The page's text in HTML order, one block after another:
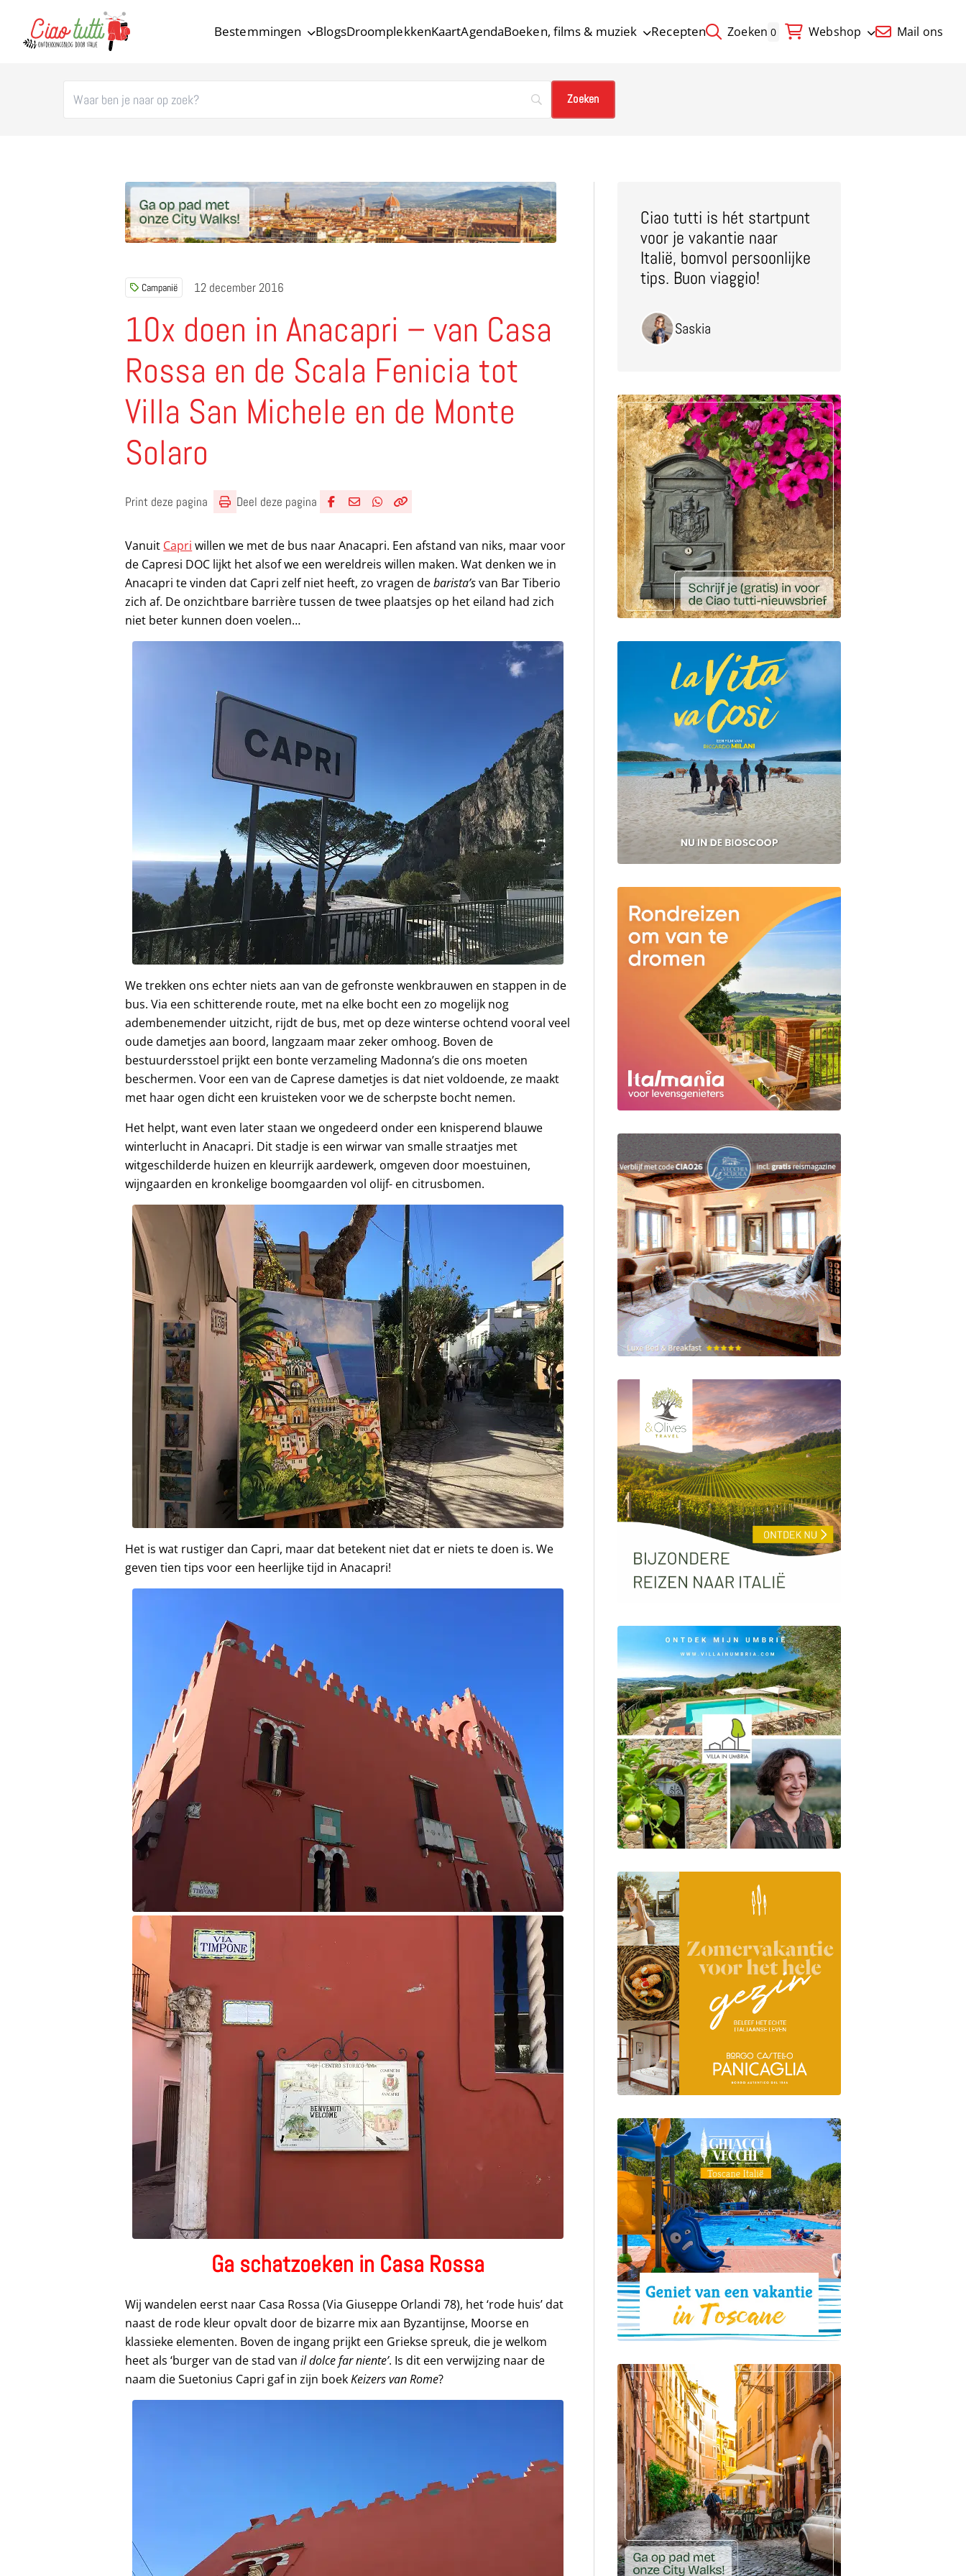
Bestemmingen BlogsDroomplekkenKaartAgendaBoeken, films & muziek Recepten Zoeken 0 Webshop Mail ons
Campanië 12 december 2016
10x doen in Anacapri – van Casa
Rossa en de Scala Fenicia tot
Villa San Michele en de Monte
Solaro
Print deze pagina
Deel deze pagina
Vanuit Capri willen we met de bus naar Anacapri. Een afstand van niks, maar voor
de Capresi DOC lijkt het alsof we een wereldreis willen maken. Wat denken we in
Anacapri te vinden dat Capri zelf niet heeft, zo vragen debarista’svan Bar Tiberio
zich af. De onzichtbare barrière tussen de twee plaatsjes op het eiland had zich
niet beter kunnen doen voelen…
We trekken ons echter niets aan van de gefronste wenkbrauwen en stappen in de
bus. Via een schitterende route, met na elke bocht een zo mogelijk nog
adembenemender uitzicht, rijdt de bus, met op deze winterse ochtend vooral veel
oude dametjes aan boord, langzaam maar zeker omhoog. Boven de
bestuurdersstoel prijkt een bonte verzameling Madonna’s die ons moeten
beschermen. Voor een van de Caprese dametjes is dat niet voldoende, ze maakt
met haar ogen dicht een kruisteken voor we de scherpste bocht nemen.
Het helpt, want even later staan we ongedeerd onder een knisperend blauwe
winterlucht in Anacapri. Dit stadje is een wirwar van smalle straatjes met
witgeschilderde huizen en kleurrijk aardewerk, omgeven door moestuinen,
wijngaarden en kronkelige boomgaarden vol olijf- en citrusbomen.
Het is wat rustiger dan Capri, maar dat betekent niet dat er niets te doen is. We
geven tien tips voor een heerlijke tijd in Anacapri!
Ga schatzoeken in Casa Rossa
Wij wandelen eerst naar Casa Rossa (Via Giuseppe Orlandi 78), het ‘rode huis’ dat
naast de rode kleur opvalt door de bizarre mix aan Byzantijnse, Moorse en
klassieke elementen. Boven de ingang prijkt een Griekse spreuk, die je welkom
heet als ‘burger van de stad vanil dolce far niente’. Is dit een verwijzing naar de
naam die Suetonius Capri gaf in zijn boekKeizers van Rome?
Ciao tutti is hét startpunt
voor je vakantie naar
Italië, bomvol persoonlijke
tips. Buon viaggio!
Saskia